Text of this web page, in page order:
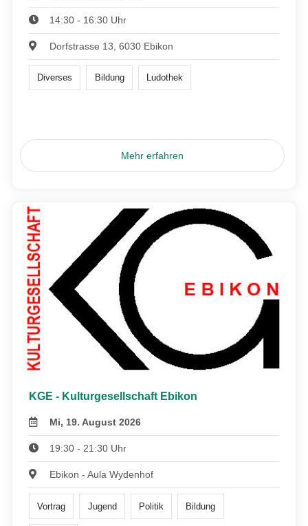
14:30 - 16:30 Uhr
Dorfstrasse 13, 6030 Ebikon
Diverses Bildung Ludothek
Mehr erfahren
KGE - Kulturgesellschaft Ebikon
Mi, 19. August 2026
19:30 - 21:30 Uhr
Ebikon - Aula Wydenhof
Vortrag Jugend Politik Bildung